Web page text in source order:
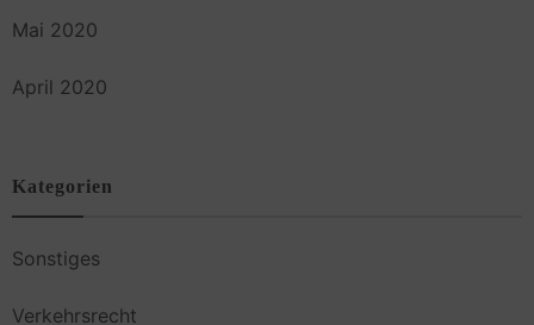
Mai 2020
April 2020
Kategorien
Sonstiges
Verkehrsrecht